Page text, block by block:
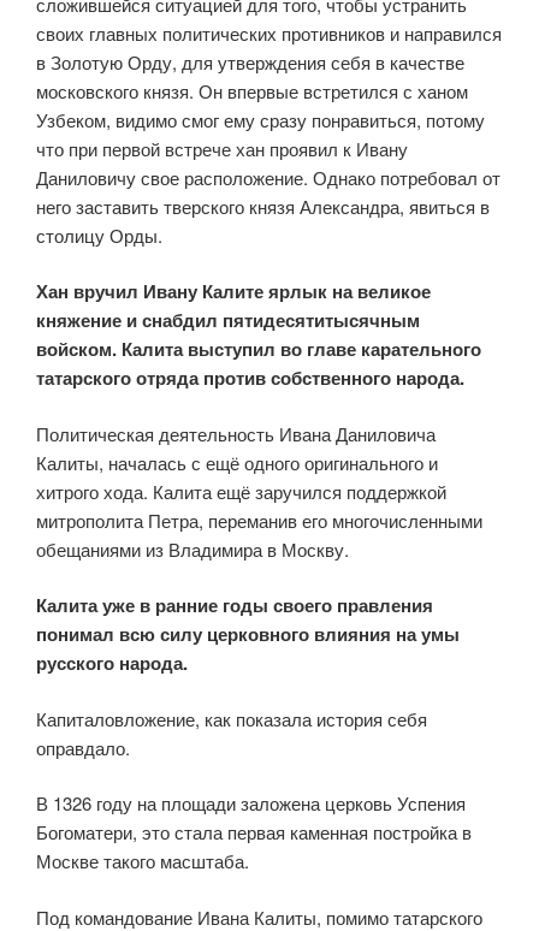
своих главных политических противников и направился
в Золотую Орду, для утверждения себя в качестве
московского князя. Он впервые встретился с ханом
Узбеком, видимо смог ему сразу понравиться, потому
что при первой встрече хан проявил к Ивану
Даниловичу свое расположение. Однако потребовал от
него заставить тверского князя Александра, явиться в
столицу Орды.
Хан вручил Ивану Калите ярлык на великое
княжение и снабдил пятидесятитысячным
войском. Калита выступил во главе карательного
татарского отряда против собственного народа.
Политическая деятельность Ивана Даниловича
Калиты, началась с ещё одного оригинального и
хитрого хода. Калита ещё заручился поддержкой
митрополита Петра, переманив его многочисленными
обещаниями из Владимира в Москву.
Калита уже в ранние годы своего правления
понимал всю силу церковного влияния на умы
русского народа.
Капиталовложение, как показала история себя
оправдало.
В 1326 году на площади заложена церковь Успения
Богоматери, это стала первая каменная постройка в
Москве такого масштаба.
Под командование Ивана Калиты, помимо татарского